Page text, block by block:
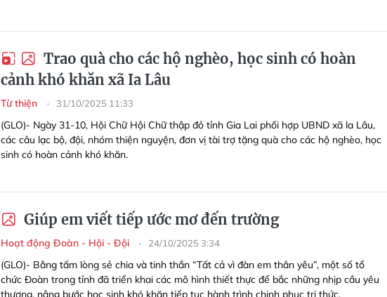
Trao quà cho các hộ nghèo, học sinh có hoàn
cảnh khó khăn xã Ia Lâu
Từ thiện 31/10/2025 11:33
(GLO)- Ngày 31-10, Hội Chữ Hội Chữ thập đỏ tỉnh Gia Lai phối hợp UBND xã la Lâu,
các câu lạc bộ, đội, nhóm thiện nguyện, đơn vị tài trợ tặng quà cho các hộ nghèo, học
sinh có hoàn cảnh khó khăn.
Giúp em viết tiếp ước mơ đến trường
Hoạt động Đoàn - Hội - Đội 24/10/2025 3:34
(GLO)- Bằng tấm lòng sẻ chia và tinh thần “Tất cả vì đàn em thân yêu”, một số tổ
chức Đoàn trong tỉnh đã triển khai các mô hình thiết thực để bắc những nhịp cầu yêu
thương, nâng bước học sinh khó khăn tiếp tục hành trình chinh phục tri thức.